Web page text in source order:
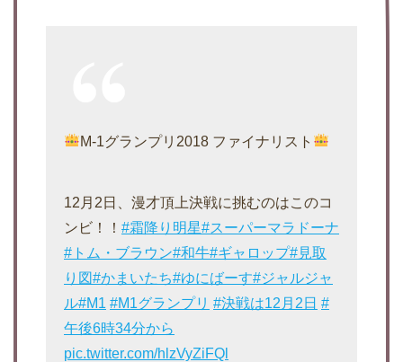
M-1グランプリ2018 ファイナリスト
12月2日、漫才頂上決戦に挑むのはこのコ
ンビ！！ #霜降り明星#スーパーマラドーナ
#トム・ブラウン#和牛#ギャロップ#見取
り図#かまいたち#ゆにばーす#ジャルジャ
ル#M1 #M1グランプリ #決戦は12月2日 #
午後6時34分から
pic.twitter.com/hlzVyZiFQl